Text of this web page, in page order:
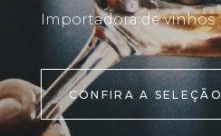
Importadora de vinhos
CONFIRA A SELEÇÃO